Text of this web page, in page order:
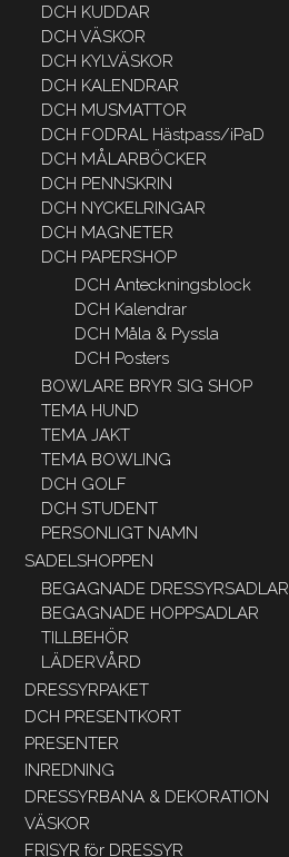
DCH KUDDAR
DCH VÄSKOR
DCH KYLVÄSKOR
DCH KALENDRAR
DCH MUSMATTOR
DCH FODRAL Hästpass/iPaD
DCH MÅLARBÖCKER
DCH PENNSKRIN
DCH NYCKELRINGAR
DCH MAGNETER
DCH PAPERSHOP
DCH Anteckningsblock
DCH Kalendrar
DCH Måla & Pyssla
DCH Posters
BOWLARE BRYR SIG SHOP
TEMA HUND
TEMA JAKT
TEMA BOWLING
DCH GOLF
DCH STUDENT
PERSONLIGT NAMN
SADELSHOPPEN
BEGAGNADE DRESSYRSADLAR
BEGAGNADE HOPPSADLAR
TILLBEHÖR
LÄDERVÅRD
DRESSYRPAKET
DCH PRESENTKORT
PRESENTER
INREDNING
DRESSYRBANA & DEKORATION
VÄSKOR
FRISYR för DRESSYR